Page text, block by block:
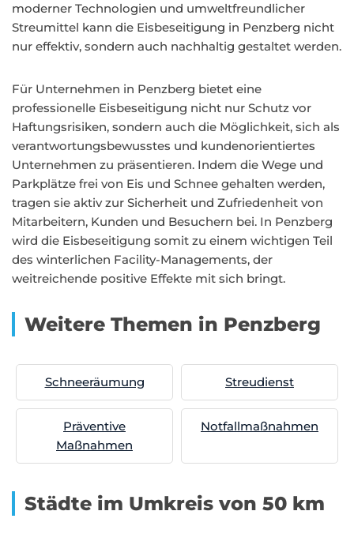
moderner Technologien und umweltfreundlicher
Streumittel kann die Eisbeseitigung in Penzberg nicht
nur effektiv, sondern auch nachhaltig gestaltet werden.
Für Unternehmen in Penzberg bietet eine
professionelle Eisbeseitigung nicht nur Schutz vor
Haftungsrisiken, sondern auch die Möglichkeit, sich als
verantwortungsbewusstes und kundenorientiertes
Unternehmen zu präsentieren. Indem die Wege und
Parkplätze frei von Eis und Schnee gehalten werden,
tragen sie aktiv zur Sicherheit und Zufriedenheit von
Mitarbeitern, Kunden und Besuchern bei. In Penzberg
wird die Eisbeseitigung somit zu einem wichtigen Teil
des winterlichen Facility-Managements, der
weitreichende positive Effekte mit sich bringt.
Weitere Themen in Penzberg
Schneeräumung Streudienst
Präventive
Maßnahmen
Notfallmaßnahmen
Städte im Umkreis von 50 km